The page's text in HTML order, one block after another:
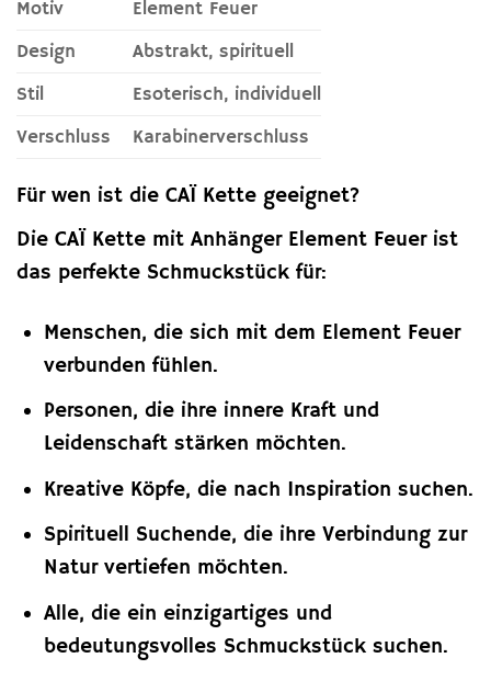
Motiv
Element Feuer
Design
Abstrakt, spirituell
Stil
Esoterisch, individuell
Verschluss
Karabinerverschluss
Für wen ist die CAÏ Kette geeignet?
Die CAÏ Kette mit Anhänger Element Feuer ist
das perfekte Schmuckstück für:
Menschen, die sich mit dem Element Feuer
verbunden fühlen.
Personen, die ihre innere Kraft und
Leidenschaft stärken möchten.
Kreative Köpfe, die nach Inspiration suchen.
Spirituell Suchende, die ihre Verbindung zur
Natur vertiefen möchten.
Alle, die ein einzigartiges und
bedeutungsvolles Schmuckstück suchen.